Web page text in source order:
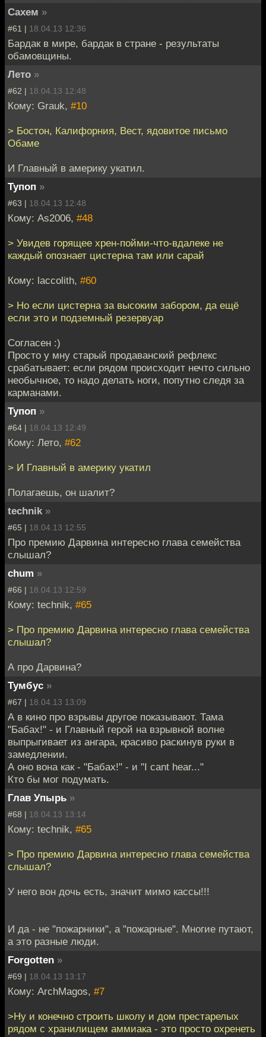
Сахем »
#61 | 18.04.13 12:36
Бардак в мире, бардак в стране - результаты
обамовщины.
Лето »
#62 | 18.04.13 12:48
Кому: Grauk, #10
> Бостон, Калифорния, Вест, ядовитое письмо
Обаме
И Главный в америку укатил.
Тупоп »
#63 | 18.04.13 12:48
Кому: As2006, #48
> Увидев горящее хрен-пойми-что-вдалеке не
каждый опознает цистерна там или сарай
Кому: laccolith, #60
> Но если цистерна за высоким забором, да ещё
если это и подземный резервуар
Согласен :)
Просто у мну старый продаванский рефлекс
срабатывает: если рядом происходит нечто сильно
необычное, то надо делать ноги, попутно следя за
карманами.
Тупоп »
#64 | 18.04.13 12:49
Кому: Лето, #62
> И Главный в америку укатил
Полагаешь, он шалит?
technik »
#65 | 18.04.13 12:55
Про премию Дарвина интересно глава семейства
слышал?
chum »
#66 | 18.04.13 12:59
Кому: technik, #65
> Про премию Дарвина интересно глава семейства
слышал?
А про Дарвина?
Тумбус »
#67 | 18.04.13 13:09
А в кино про взрывы другое показывают. Тама
"Бабах!" - и Главный герой на взрывной волне
выпрыгивает из ангара, красиво раскинув руки в
замедлении.
А оно вона как - "Бабах!" - и "I cant hear..."
Кто бы мог подумать.
Глав Упырь »
#68 | 18.04.13 13:14
Кому: technik, #65
> Про премию Дарвина интересно глава семейства
слышал?
У него вон дочь есть, значит мимо кассы!!!
И да - не "пожарники", а "пожарные". Многие путают,
а это разные люди.
Forgotten »
#69 | 18.04.13 13:17
Кому: ArchMagos, #7
>Ну и конечно строить школу и дом престарелых
рядом с хранилищем аммиака - это просто охренеть